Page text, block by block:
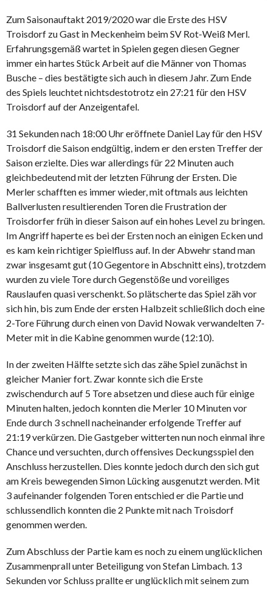
Zum Saisonauftakt 2019/2020 war die Erste des HSV
Troisdorf zu Gast in Meckenheim beim SV Rot-Weiß Merl.
Erfahrungsgemäß wartet in Spielen gegen diesen Gegner
immer ein hartes Stück Arbeit auf die Männer von Thomas
Busche – dies bestätigte sich auch in diesem Jahr. Zum Ende
des Spiels leuchtet nichtsdestotrotz ein 27:21 für den HSV
Troisdorf auf der Anzeigentafel.
31 Sekunden nach 18:00 Uhr eröffnete Daniel Lay für den HSV
Troisdorf die Saison endgültig, indem er den ersten Treffer der
Saison erzielte. Dies war allerdings für 22 Minuten auch
gleichbedeutend mit der letzten Führung der Ersten. Die
Merler schafften es immer wieder, mit oftmals aus leichten
Ballverlusten resultierenden Toren die Frustration der
Troisdorfer früh in dieser Saison auf ein hohes Level zu bringen.
Im Angriff haperte es bei der Ersten noch an einigen Ecken und
es kam kein richtiger Spielfluss auf. In der Abwehr stand man
zwar insgesamt gut (10 Gegentore in Abschnitt eins), trotzdem
wurden zu viele Tore durch Gegenstöße und voreiliges
Rauslaufen quasi verschenkt. So plätscherte das Spiel zäh vor
sich hin, bis zum Ende der ersten Halbzeit schließlich doch eine
2-Tore Führung durch einen von David Nowak verwandelten 7-
Meter mit in die Kabine genommen wurde (12:10).
In der zweiten Hälfte setzte sich das zähe Spiel zunächst in
gleicher Manier fort. Zwar konnte sich die Erste
zwischendurch auf 5 Tore absetzen und diese auch für einige
Minuten halten, jedoch konnten die Merler 10 Minuten vor
Ende durch 3 schnell nacheinander erfolgende Treffer auf
21:19 verkürzen. Die Gastgeber witterten nun noch einmal ihre
Chance und versuchten, durch offensives Deckungsspiel den
Anschluss herzustellen. Dies konnte jedoch durch den sich gut
am Kreis bewegenden Simon Lücking ausgenutzt werden. Mit
3 aufeinander folgenden Toren entschied er die Partie und
schlussendlich konnten die 2 Punkte mit nach Troisdorf
genommen werden.
Zum Abschluss der Partie kam es noch zu einem unglücklichen
Zusammenprall unter Beteiligung von Stefan Limbach. 13
Sekunden vor Schluss prallte er unglücklich mit seinem zum